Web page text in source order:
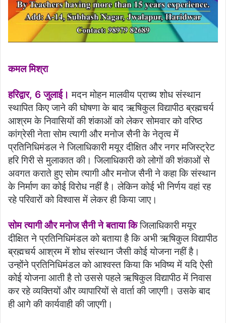
कमल मिश्रा
हरिद्वार, 6 जुलाई। मदन मोहन मालवीय प्राच्य शोध संस्थान
स्थापित किए जाने की घोषणा के बाद ऋषिकुल विद्यापीठ ब्रह्मचर्य
आश्रम के निवासियों की शंकाओं को लेकर सोमवार को वरिष्ठ
कांग्रेसी नेता सोम त्यागी और मनोज सैनी के नेतृत्व में
प्रतिनिधिमंडल ने जिलाधिकारी मयूर दीक्षित और नगर मजिस्ट्रेट
हरि गिरी से मुलाकात की। जिलाधिकारी को लोगों की शंकाओं से
अवगत कराते हुए सोम त्यागी और मनोज सैनी ने कहा कि संस्थान
के निर्माण का कोई विरोध नहीं है। लेकिन कोई भी निर्णय वहां रह
रहे परिवारों को विश्वास में लेकर ही किया जाए।
सोम त्यागी और मनोज सैनी ने बताया किजिलाधिकारी मयूर
दीक्षित ने प्रतिनिधिमंडल को बताया है कि अभी ऋषिकुल विद्यापीठ
ब्रह्मचर्य आश्रम में शोध संस्थान जैसी कोई योजना नहीं है।
उन्होंने प्रतिनिधिमंडल को आश्वस्त किया कि भविष्य में यदि ऐसी
कोई योजना आती है तो उससे पहले ऋषिकुल विद्यापीठ में निवास
कर रहे व्यक्तियों और व्यापारियों से वार्ता की जाएगी। उसके बाद
ही आगे की कार्यवाही की जाएगी।